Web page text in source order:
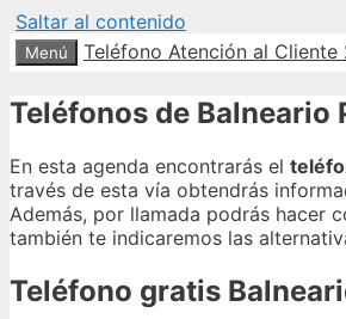
Saltar al contenido
Menú Teléfono Atención al Cliente
Teléfonos de Balneario
En esta agenda encontrarás el
través de esta vía obtendrás
Además, por llamada podrás hacer
también te indicaremos las
Teléfono gratis